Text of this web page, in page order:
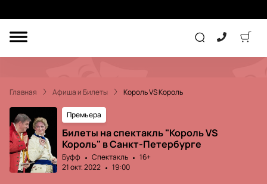
ДРУГОЕ
ДЕТЯМ
ПОДАРОЧНЫЕ
СЕРТИФИКАТЫ
Главная Афиша и Билеты Король VS Король
Премьера
Билеты на спектакль "Король VS
Король" в Санкт-Петербурге
Буфф Спектакль
16+
21 окт. 2022
19:00